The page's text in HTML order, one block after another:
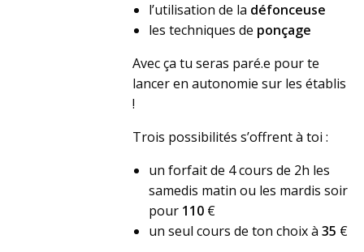
l’utilisation de la défonceuse
les techniques de ponçage
Avec ça tu seras paré.e pour te
lancer en autonomie sur les établis
!
Trois possibilités s’offrent à toi :
un forfait de 4 cours de 2h les
samedis matin ou les mardis soir
pour 110€
un seul cours de ton choix à 35 €